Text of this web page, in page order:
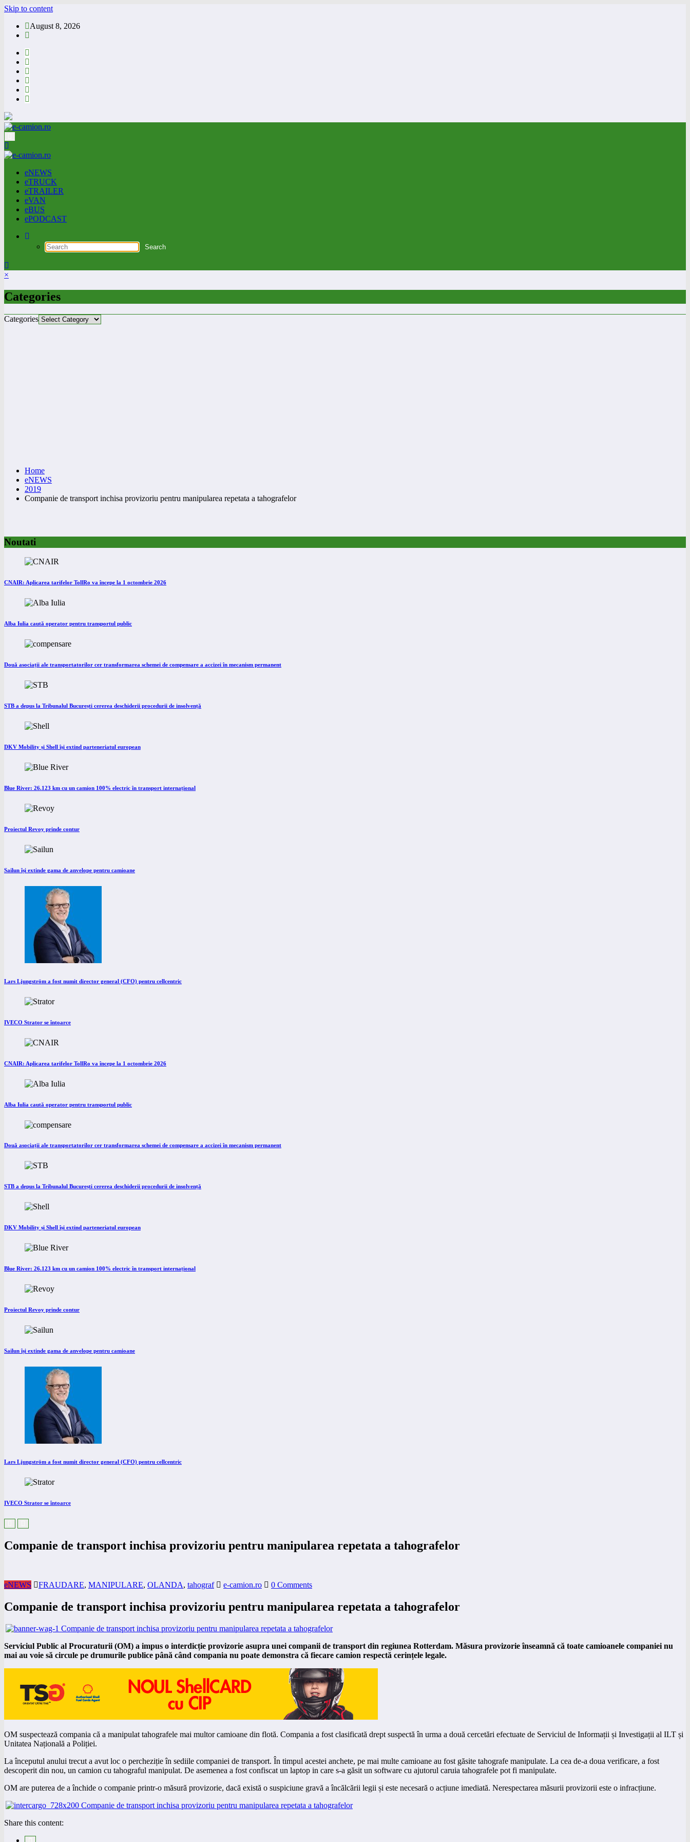
Skip to content
August 8, 2026
eNEWS
eTRUCK
eTRAILER
eVAN
eBUS
ePODCAST
×
Categories
Categories
Home
eNEWS
2019
Companie de transport inchisa provizoriu pentru manipularea repetata a tahografelor
Noutati
CNAIR: Aplicarea tarifelor TollRo va începe la 1 octombrie 2026
Alba Iulia caută operator pentru transportul public
Două asociații ale transportatorilor cer transformarea schemei de compensare a accizei în mecanism permanent
STB a depus la Tribunalul București cererea deschiderii procedurii de insolvență
DKV Mobility și Shell își extind parteneriatul european
Blue River: 26.123 km cu un camion 100% electric în transport internațional
Proiectul Revoy prinde contur
Sailun își extinde gama de anvelope pentru camioane
Lars Ljungström a fost numit director general (CFO) pentru cellcentric
IVECO Strator se întoarce
CNAIR: Aplicarea tarifelor TollRo va începe la 1 octombrie 2026
Alba Iulia caută operator pentru transportul public
Două asociații ale transportatorilor cer transformarea schemei de compensare a accizei în mecanism permanent
STB a depus la Tribunalul București cererea deschiderii procedurii de insolvență
DKV Mobility și Shell își extind parteneriatul european
Blue River: 26.123 km cu un camion 100% electric în transport internațional
Proiectul Revoy prinde contur
Sailun își extinde gama de anvelope pentru camioane
Lars Ljungström a fost numit director general (CFO) pentru cellcentric
IVECO Strator se întoarce
Companie de transport inchisa provizoriu pentru manipularea repetata a tahografelor
eNEWS FRAUDARE, MANIPULARE, OLANDA, tahograf e-camion.ro 0 Comments
Companie de transport inchisa provizoriu pentru manipularea repetata a tahografelor
Serviciul Public al Procuraturii (OM) a impus o interdicție provizorie asupra unei companii de transport din regiunea Rotterdam. Măsura provizorie înseamnă că toate camioanele companiei nu
mai au voie să circule pe drumurile publice până când compania nu poate demonstra că fiecare camion respectă cerințele legale.
OM suspectează compania că a manipulat tahografele mai multor camioane din flotă. Compania a fost clasificată drept suspectă în urma a două cercetări efectuate de Serviciul de Informații și Investigații al ILT și
Unitatea Națională a Poliției.
La începutul anului trecut a avut loc o percheziție în sediile companiei de transport. În timpul acestei anchete, pe mai multe camioane au fost găsite tahografe manipulate. La cea de-a doua verificare, a fost
descoperit din nou, un camion cu tahograful manipulat. De asemenea a fost confiscat un laptop in care s-a găsit un software cu ajutorul caruia tahografele pot fi manipulate.
OM are puterea de a închide o companie printr-o măsură provizorie, dacă există o suspiciune gravă a încălcării legii și este necesară o acțiune imediată. Nerespectarea măsurii provizorii este o infracțiune.
Share this content: